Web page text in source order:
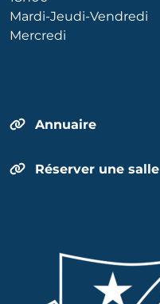
Mardi-Jeudi-Vendredi
Mercredi
Annuaire
Réserver une salle